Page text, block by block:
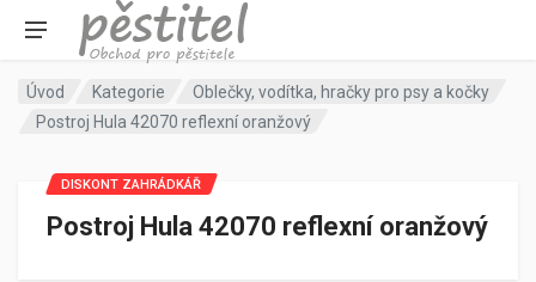
Úvod Kategorie
Oblečky, vodítka, hračky pro psy a kočky
Postroj Hula 42070 reflexní oranžový
Postroj Hula 42070 reflexní oranžový
DISKONT ZAHRÁDKÁŘ